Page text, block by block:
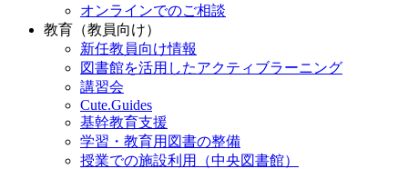
オンラインでのご相談
教育（教員向け）
新任教員向け情報
図書館を活用したアクティブラーニング
講習会
Cute.Guides
基幹教育支援
学習・教育用図書の整備
授業での施設利用（中央図書館）